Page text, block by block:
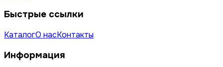
Быстрые ссылки
КаталогО насКонтакты
Информация